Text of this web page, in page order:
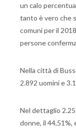
un calo
tanto è vero che
comuni per il
persone
Nella città di
2.892 uomini e
Nel dettaglio
donne, il 44,51%,